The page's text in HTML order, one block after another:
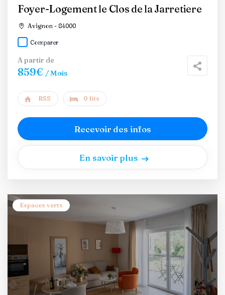
Foyer-Logement le Clos de la Jarretiere
Avignon - 84000
Comparer
A partir de
859€ / Mois
RSS 0 lits
Recevoir des infos
En savoir plus
Espaces verts